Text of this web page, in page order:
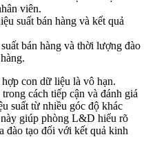
viên.
suất bán hàng và kết quả
bán hàng và thời lượng đào
con dữ liệu là vô hạn.
cách tiếp cận và đánh giá
suất từ nhiều góc độ khác
giúp phòng L&D hiểu rõ
đào tạo đối với kết quả kinh